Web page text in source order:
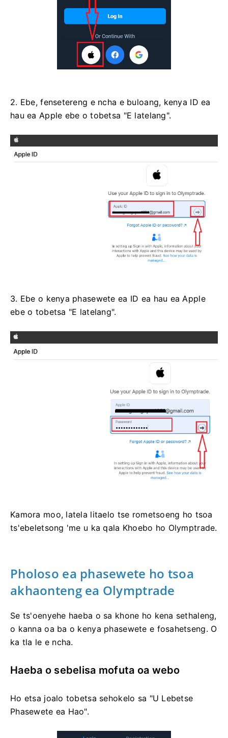
2. Ebe, fensetereng e ncha e buloang, kenya ID ea
hau ea Apple ebe o tobetsa "E latelang".
3. Ebe o kenya phasewete ea ID ea hau ea Apple
ebe o tobetsa "E latelang".
Kamora moo, latela litaelo tse rometsoeng ho tsoa
ts'ebeletsong 'me u ka qala Khoebo ho Olymptrade.
Pholoso ea phasewete ho tsoa
akhaonteng ea Olymptrade
Se ts'oenyehe haeba o sa khone ho kena sethaleng,
o kanna oa ba o kenya phasewete e fosahetseng. O
ka tla le e ncha.
Haeba o sebelisa mofuta oa webo
Ho etsa joalo tobetsa sehokelo sa "U Lebetse
Phasewete ea Hao".